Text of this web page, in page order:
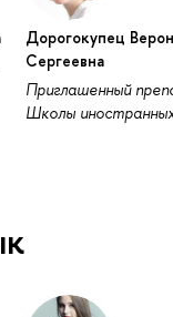
Дорогокупец
Сергеевна
Приглашенный
Школы